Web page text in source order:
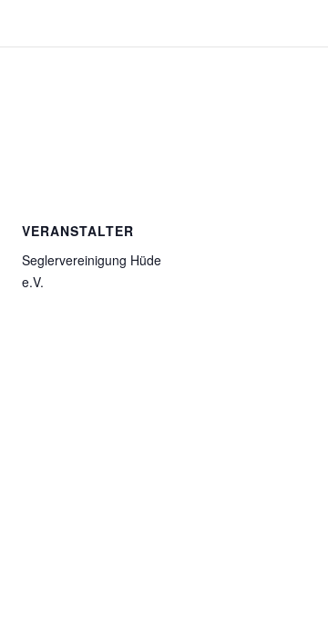
VERANSTALTER
Seglervereinigung Hüde
e.V.